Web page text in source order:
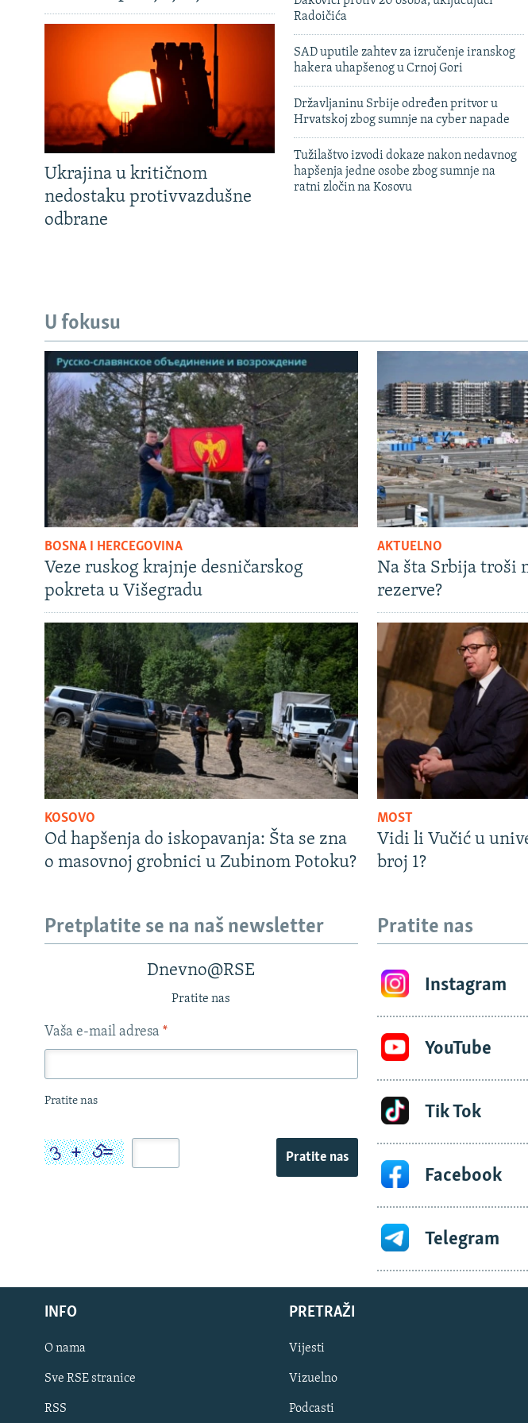
Ukrajina u kritičnom
nedostaku protivvazdušne
odbrane
Radoičića
SAD uputile zahtev za izručenje iranskog
hakera uhapšenog u Crnoj Gori
Državljaninu Srbije određen pritvor u
Hrvatskoj zbog sumnje na cyber napade
Tužilaštvo izvodi dokaze nakon nedavnog
hapšenja jedne osobe zbog sumnje na
ratni zločin na Kosovu
U fokusu
BOSNA I HERCEGOVINA
Veze ruskog krajnje desničarskog
pokreta u Višegradu
AKTUELNO
Na šta Srbija troši
rezerve?
KOSOVO
Od hapšenja do iskopavanja: Šta se zna
o masovnoj grobnici u Zubinom Potoku?
MOST
Vidi li Vučić u
broj 1?
Pretplatite se na naš newsletter
Dnevno@RSE
Pratite nas
Vaša e-mail adresa *
Pratite nas
Pratite nas
Pratite nas
Instagram
YouTube
Tik Tok
Facebook
Telegram
INFO
O nama
Sve RSE stranice
RSS
PRETRAŽI
Vijesti
Vizuelno
Podcasti